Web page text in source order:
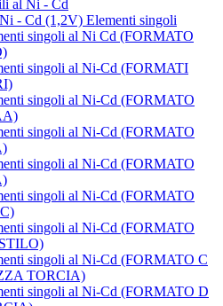
al Ni - Cd
- Cd (1,2V) Elementi singoli
singoli al Ni Cd (FORMATO
singoli al Ni-Cd (FORMATI
singoli al Ni-Cd (FORMATO
singoli al Ni-Cd (FORMATO
singoli al Ni-Cd (FORMATO
singoli al Ni-Cd (FORMATO
singoli al Ni-Cd (FORMATO
singoli al Ni-Cd (FORMATO C
TORCIA)
singoli al Ni-Cd (FORMATO D